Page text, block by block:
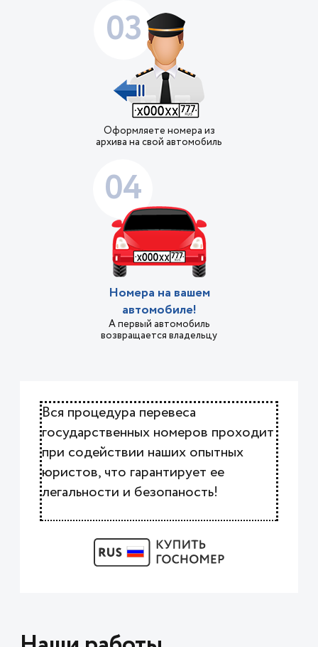
03
Оформляете номера из
архива на свой автомобиль
04
Номера на вашем
автомобиле!
А первый автомобиль
возвращается владельцу
Вся процедура перевеса
государственных номеров проходит
при содействии наших опытных
юристов, что гарантирует ее
легальности и безопаность!